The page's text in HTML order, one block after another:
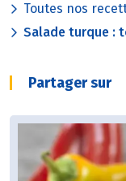
Toutes nos
Salade turque :
Partager sur